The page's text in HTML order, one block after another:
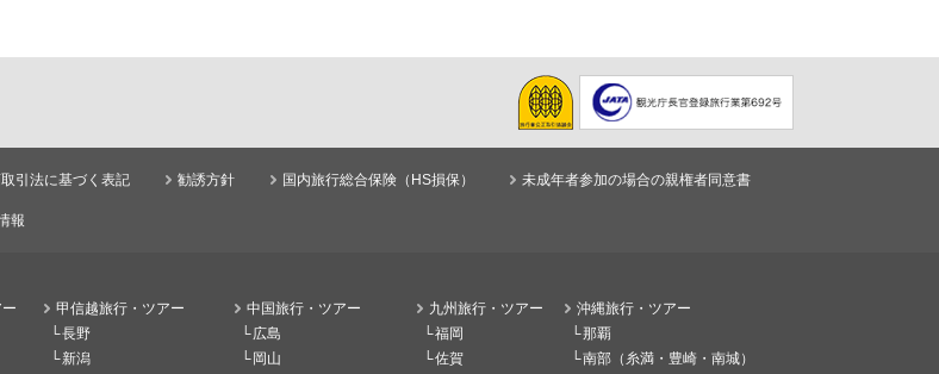
引法に基づく表記 勧誘方針 国内旅行総合保険（HS損保） 未成年者参加の場合の親権者同意書
報
甲信越旅行・ツアー
長野
新潟
中国旅行・ツアー
広島
岡山
九州旅行・ツアー
福岡
佐賀
沖縄旅行・ツアー
那覇
南部（糸満・豊崎・南城）